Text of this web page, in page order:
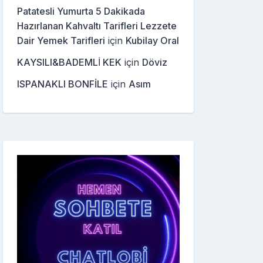
Patatesli Yumurta 5 Dakikada
Hazırlanan Kahvaltı Tarifleri Lezzete
Dair Yemek Tarifleri için Kubilay Oral
KAYSILI&BADEMLİ KEK için Döviz
ISPANAKLI BONFİLE için Asım